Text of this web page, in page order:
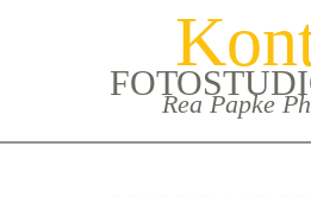
Rea Papke